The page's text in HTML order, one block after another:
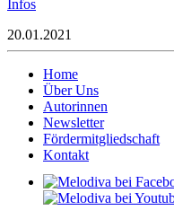
Infos
20.01.2021
Home
Über Uns
Autorinnen
Newsletter
Fördermitgliedschaft
Kontakt